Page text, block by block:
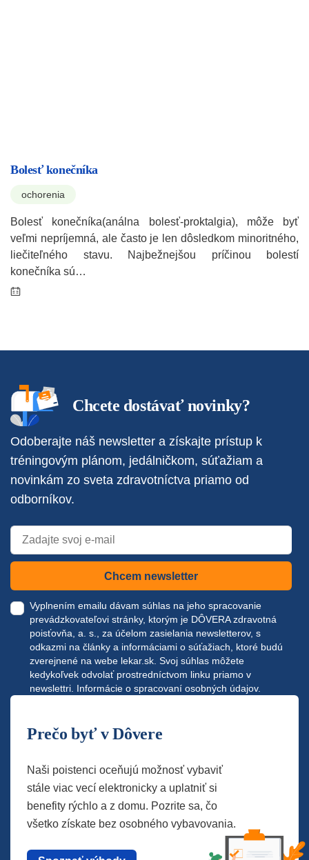
Bolesť konečníka
ochorenia
Bolesť konečníka(análna bolesť-proktalgia), môže byť
veľmi nepríjemná, ale často je len dôsledkom minoritného,
liečiteľného stavu. Najbežnejšou príčinou bolestí
konečníka sú…
Chcete dostávať novinky?
Odoberajte náš newsletter a získajte prístup k
tréningovým plánom, jedálničkom, súťažiam a
novinkám zo sveta zdravotníctva priamo od
odborníkov.
Chcem newsletter
Vyplnením emailu dávam súhlas na jeho spracovanie
prevádzkovateľovi stránky, ktorým je DÔVERA zdravotná
poisťovňa, a. s., za účelom zasielania newsletterov, s
odkazmi na články a informáciami o súťažiach, ktoré budú
zverejnené na webe lekar.sk. Svoj súhlas môžete
kedykoľvek odvolať prostredníctvom linku priamo v
newslettri. Informácie o spracovaní osobných údajov.
Prečo byť v Dôvere
Naši poistenci oceňujú možnosť vybaviť
stále viac vecí elektronicky a uplatniť si
benefity rýchlo a z domu. Pozrite sa, čo
všetko získate bez osobného vybavovania.